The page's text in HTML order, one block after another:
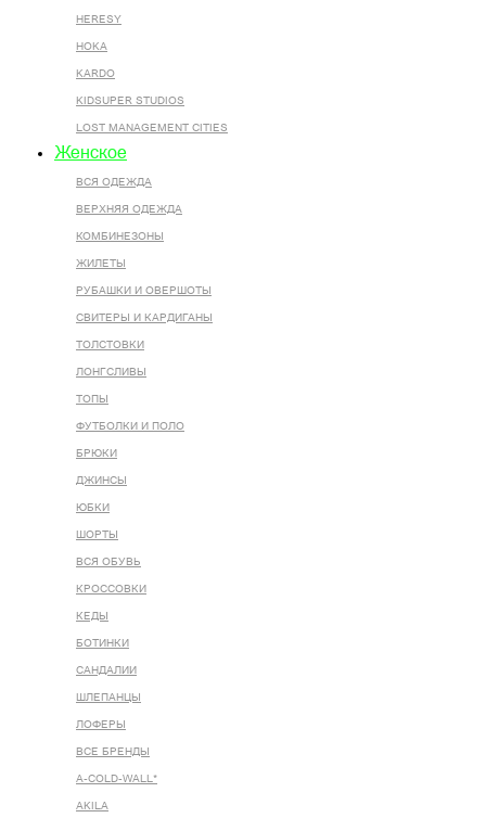
HERESY
HOKA
KARDO
KIDSUPER STUDIOS
LOST MANAGEMENT CITIES
Женское
ВСЯ ОДЕЖДА
ВЕРХНЯЯ ОДЕЖДА
КОМБИНЕЗОНЫ
ЖИЛЕТЫ
РУБАШКИ И ОВЕРШОТЫ
СВИТЕРЫ И КАРДИГАНЫ
ТОЛСТОВКИ
ЛОНГСЛИВЫ
ТОПЫ
ФУТБОЛКИ И ПОЛО
БРЮКИ
ДЖИНСЫ
ЮБКИ
ШОРТЫ
ВСЯ ОБУВЬ
КРОССОВКИ
КЕДЫ
БОТИНКИ
САНДАЛИИ
ШЛЕПАНЦЫ
ЛОФЕРЫ
ВСЕ БРЕНДЫ
A-COLD-WALL*
AKILA